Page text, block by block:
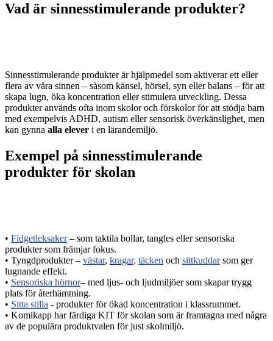
Vad är sinnesstimulerande produkter?
Sinnesstimulerande produkter är hjälpmedel som aktiverar ett eller
flera av våra sinnen – såsom känsel, hörsel, syn eller balans – för att
skapa lugn, öka koncentration eller stimulera utveckling. Dessa
produkter används ofta inom skolor och förskolor för att stödja barn
med exempelvis ADHD, autism eller sensorisk överkänslighet, men
kan gynna alla elever i en lärandemiljö.
Exempel på sinnesstimulerande
produkter för skolan
• Fidgetleksaker– som taktila bollar, tangles eller sensoriska
produkter som främjar fokus.
• Tyngdprodukter – västar, kragar, täcken och sittkuddar som ger
lugnande effekt.
• Sensoriska hörnor– med ljus- och ljudmiljöer som skapar trygg
plats för återhämtning.
• Sitta stilla - produkter för ökad koncentration i klassrummet.
• Komikapp har färdiga KIT för skolan som är framtagna med några
av de populära produktvalen för just skolmiljö.